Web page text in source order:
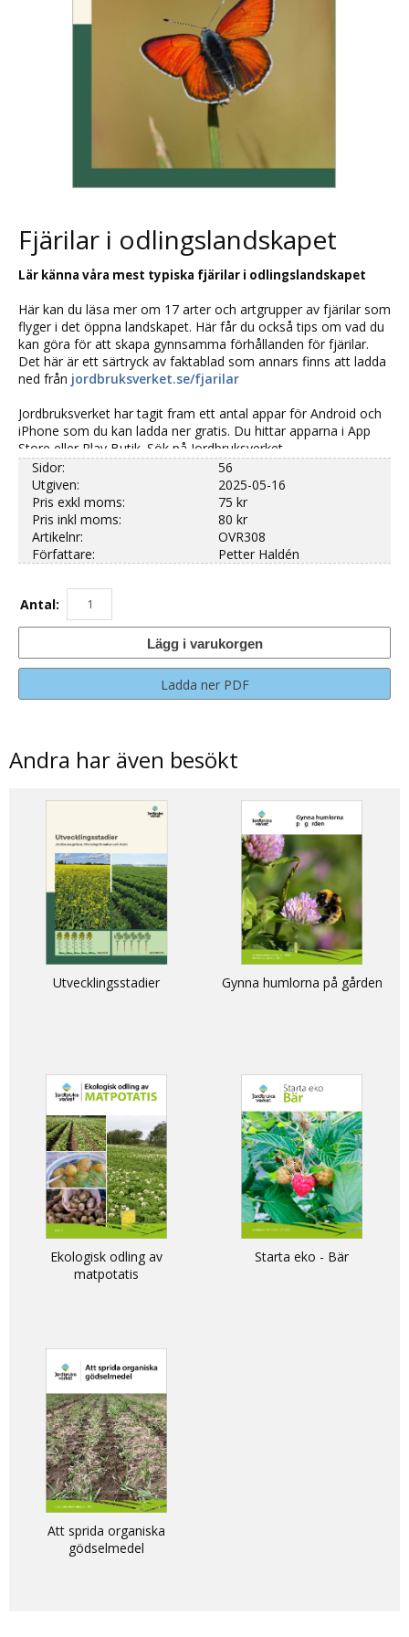
Fjärilar i odlingslandskapet
Lär känna våra mest typiska fjärilar i odlingslandskapet
Här kan du läsa mer om 17 arter och artgrupper av fjärilar som
flyger i det öppna landskapet. Här får du också tips om vad du
kan göra för att skapa gynnsamma förhållanden för fjärilar.
Det här är ett särtryck av faktablad som annars finns att ladda
ned från jordbruksverket.se/fjarilar
Jordbruksverket har tagit fram ett antal appar för Android och
iPhone som du kan ladda ner gratis. Du hittar apparna i App
Store eller Play Butik. Sök på Jordbruksverket.
Antal:
Lägg i varukorgen
Ladda ner PDF
Sidor:
56
Utgiven:
2025-05-16
Pris exkl moms:
75 kr
Pris inkl moms:
80 kr
Artikelnr:
OVR308
Författare:
Petter Haldén
Andra har även besökt
Utvecklingsstadier Gynna humlorna på gården
Ekologisk odling av
matpotatis
Starta eko - Bär
Att sprida organiska
gödselmedel